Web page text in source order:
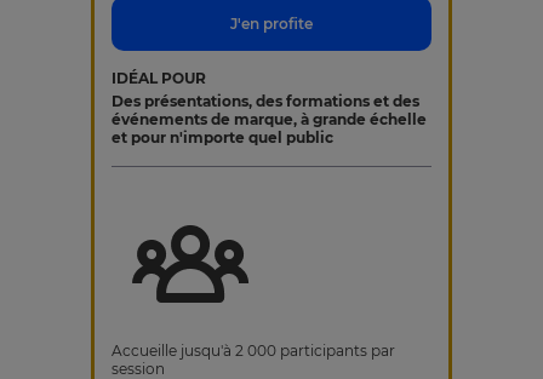
J'en profite
IDÉAL POUR
Des présentations, des formations et des
événements de marque, à grande échelle
et pour n'importe quel public
Accueille jusqu'à 2 000 participants par
session